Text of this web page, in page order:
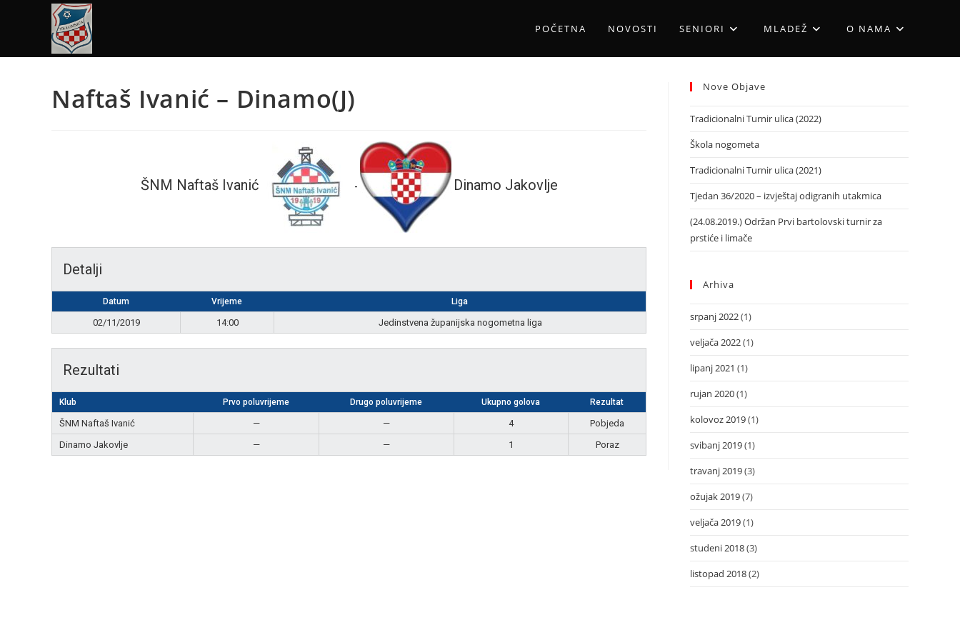
POČETNA NOVOSTI SENIORI MLADEŽ O NAMA
Naftaš Ivanić – Dinamo(J)
ŠNM Naftaš Ivanić - Dinamo Jakovlje
Detalji
Datum Vrijeme Liga
02/11/2019 14:00 Jedinstvena županijska nogometna liga
Rezultati
Klub Prvo poluvrijeme Drugo poluvrijeme Ukupno golova Rezultat
ŠNM Naftaš Ivanić — — 4
Pobjeda
Dinamo Jakovlje
— — 1 Poraz
Nove Objave
Tradicionalni Turnir ulica (2022)
Škola nogometa
Tradicionalni Turnir ulica (2021)
Tjedan 36/2020 – izvještaj odigranih utakmica
(24.08.2019.) Održan Prvi bartolovski turnir za
prstiće i limače
Arhiva
srpanj 2022(1)
veljača 2022(1)
lipanj 2021 (1)
rujan 2020(1)
kolovoz 2019(1)
svibanj 2019(1)
travanj 2019(3)
ožujak 2019(7)
veljača 2019(1)
studeni 2018(3)
listopad 2018(2)